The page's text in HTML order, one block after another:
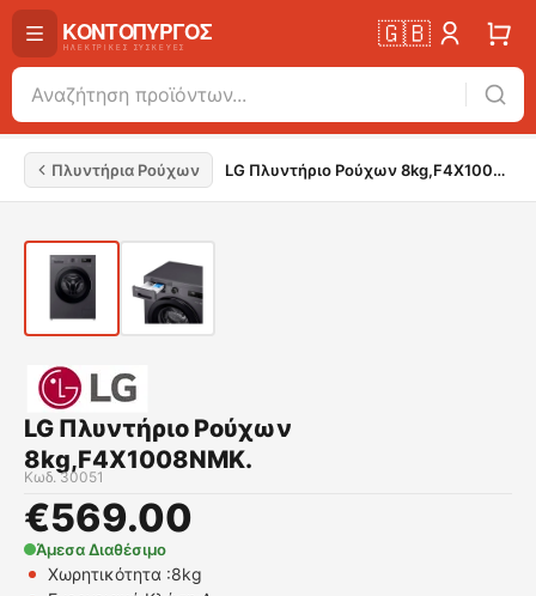
🇬🇧
Πλυντήρια Ρούχων LG Πλυντήριο Ρούχων 8kg,F4X1008NMK.
LG Πλυντήριο Ρούχων
8kg,F4X1008NMK.
Κωδ. 30051
€569.00
Άμεσα Διαθέσιμο
Χωρητικότητα :8kg